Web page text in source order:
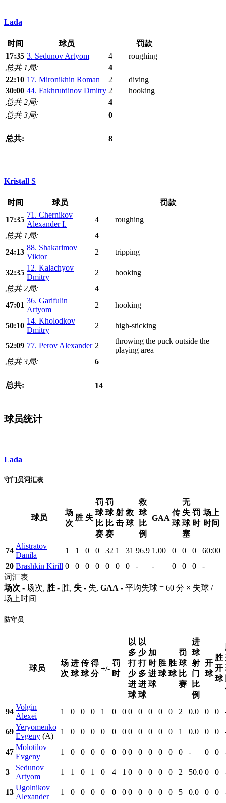
Lada
时间 球员
罚款
17:35 3. Sedunov Artyom 4
roughing
总共 1局:
4
22:10 17. Mironikhin Roman 2
diving
30:00 44. Fakhrutdinov Dmitry 2
hooking
总共 2局:
4
总共 3局:
0
总共: 8
Kristall S
时间 球员
罚款
17:35
71. Chernikov
Alexander I.
4
roughing
总共 1局:
4
24:13
88. Shakarimov
Viktor
2 tripping
32:35
12. Kalachyov
Dmitry
2
hooking
总共 2局:
4
47:01
36. Garifulin
Artyom
2 hooking
50:10
14. Kholodkov
Dmitry
2 high-sticking
52:09 77. Perov Alexander 2
throwing the puck outside the
playing area
总共 3局:
6
总共: 14
球员统计
Lada
守门员词汇表
球员
场
次
胜 失
罚
球
比
赛
罚
球
比
赛
射
击
救
球
救
球
比
例
GAA
传
球
无
失
球
塞
罚
时
场上
时间
74
Alistratov
Danila
1 1 0 0 32 1 31 96.9 1.00 0 0 0
60:00
20 Brashkin Kirill 0 0 0 0 0 0 0 - - 0 0 0
-
词汇表
场次 - 场次, 胜 - 胜, 失 - 失, GAA - 平均失球 = 60 分 × 失球 /
场上时间
防守员
球员
场
次
进
球
传
球
得
分
+/-
罚
时
以
多
打
少
进
球
以
少
打
多
进
球
加
时
进
球
胜
球
胜
球
罚
球
比
赛
进
球
射
门
比
例
开
球
胜
开
球
94
Volgin
Alexei
1 0 0 0 1 0 0 0 0 0 0 0 2 0.0 0 0
69
Yeryomenko
Evgeny (A)
1 0 0 0 0 0 0 0 0 0 0 0 1 0.0 0 0
47
Molotilov
Evgeny
1 0 0 0 0 0 0 0 0 0 0 0 0 - 0 0
3
Sedunov
Artyom
1 1 0 1 0 4 1 0 0 0 0 0 2 50.0 0 0
13
Ugolnikov
Alexander
1 0 0 0 0 0 0 0 0 0 0 0 5 0.0 0 0